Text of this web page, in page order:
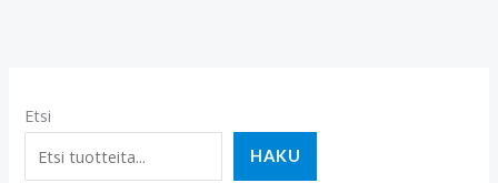
Etsi
HAKU